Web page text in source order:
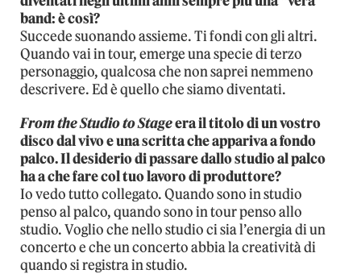
band: è così?
Succede suonando assieme. Ti fondi con gli altri.
Quando vai in tour, emerge una specie di terzo
personaggio, qualcosa che non saprei nemmeno
descrivere. Ed è quello che siamo diventati.
From the Studio to Stageera il titolo di un vostro
disco dal vivo e una scritta che appariva a fondo
palco. Il desiderio di passare dallo studio al palco
ha a che fare col tuo lavoro di produttore?
Io vedo tutto collegato. Quando sono in studio
penso al palco, quando sono in tour penso allo
studio. Voglio che nello studio ci sia l’energia di un
concerto e che un concerto abbia la creatività di
quando si registra in studio.